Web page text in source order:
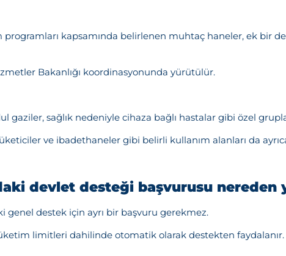
programları kapsamında belirlenen muhtaç haneler, ek bir
Bakanlığı koordinasyonunda yürütülür.
gaziler, sağlık nedeniyle cihaza bağlı hastalar gibi özel
ve ibadethaneler gibi belirli kullanım alanları da
devlet desteği başvurusu nereden
genel destek için ayrı bir başvuru gerekmez.
limitleri dahilinde otomatik olarak destekten faydalanır.
Teşekkürler!
başarıyla ulaştırıldı. En kısa sürede sizinle iletişime geçilecektir.
Kapat